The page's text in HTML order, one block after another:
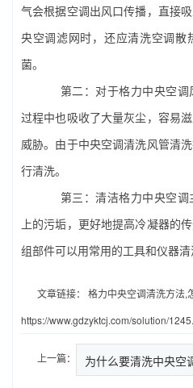
气会根据空调出风口传播，直接
央空调滤网时，还应清洗空调
菌。
第二：对于格力中央空调
过程中也吸收了大量灰尘，容易
威胁。由于中央空调清洗风管清
行清洗。
第三：清洁格力中央空调
上的污垢，更好地提高冷凝器的
组部件可以用常用的工具和仪器清
文章链接：
格力中央空调清洗方法,
https://www.gdzyktcj.com/solution/
上一篇：